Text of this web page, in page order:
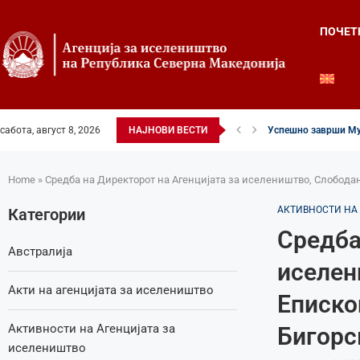
сабота, август 8, 2026 НАЈНОВИ ВЕСТИ Успешно заврши
Home » Средба на Директорот на Агенцијата за иселеништво,
АКТИВНОСТИ
Категории
Австралија
Акти на агенцијата за иселеништво
Активности на Агенцијата за
иселеништво